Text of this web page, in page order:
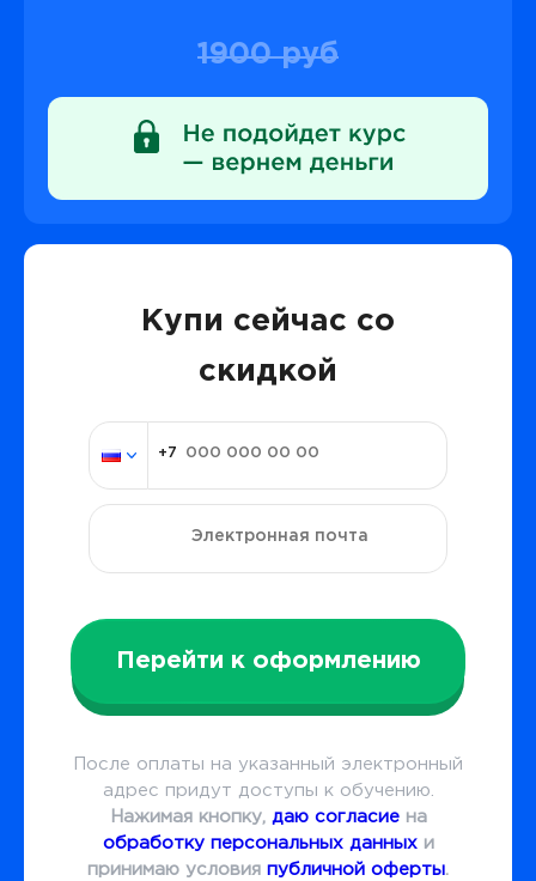
1900 руб
Купи сейчас со
скидкой
Перейти к оформлению
После оплаты на указанный электронный
адрес придут доступы к обучению.
Нажимая кнопку, даю согласиена
обработку персональных данныхи
принимаю условия публичной оферты.